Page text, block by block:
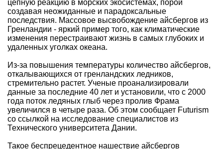
цепную реакцию в морских экосистемах, порой
создавая неожиданные и парадоксальные
последствия. Массовое высвобождение айсбергов из
Гренландии - яркий пример того, как климатические
изменения перестраивают жизнь в самых глубоких и
удаленных уголках океана.
Из-за повышения температуры количество айсбергов,
откалывающихся от гренландских ледников,
стремительно растет. Ученые проанализировали
данные за последние 40 лет и установили, что с 2000
года поток ледяных глыб через пролив Фрама
увеличился в четыре раза. Об этом сообщает Futurism
со ссылкой на исследование специалистов из
Технического университета Дании.
Такое беспрецедентное нашествие айсбергов